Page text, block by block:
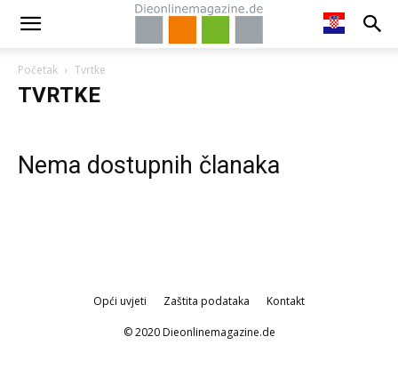
Početak Tvrtke
TVRTKE
Nema dostupnih članaka
Opći uvjeti Zaštita podataka Kontakt
© 2020 Dieonlinemagazine.de